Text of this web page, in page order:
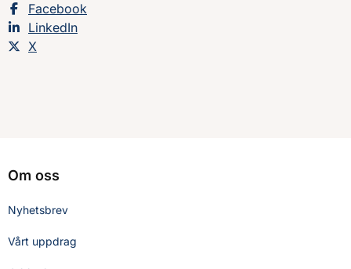
Dela sidan på
Facebook
Dela sidan på
LinkedIn
Dela sidan på
X
Om oss
Nyhetsbrev
Vårt uppdrag